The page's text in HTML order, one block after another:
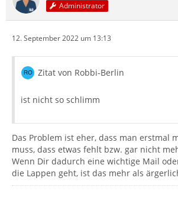
Administrator
12. September 2022 um 13:13
Zitat von Robbi-Berlin
ist nicht so schlimm
Das Problem ist eher, dass man erstmal
muss, dass etwas fehlt bzw. gar nicht
Wenn Dir dadurch eine wichtige Mail
die Lappen geht, ist das mehr als